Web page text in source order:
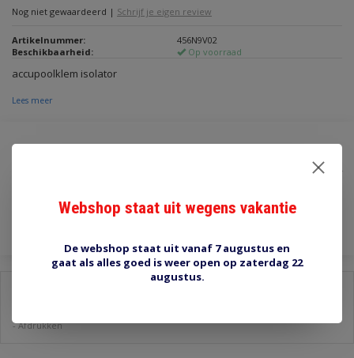
Nog niet gewaardeerd | Schrijf je eigen review
Artikelnummer:
456N9V02
Beschikbaarheid:
Op voorraad
accupoolklem isolator
Lees meer
€3,40
Incl. btw
-Afdrukken
Webshop staat uit wegens vakantie
De webshop staat uit vanaf 7 augustus en
gaat als alles goed is weer open op zaterdag 22
augustus.